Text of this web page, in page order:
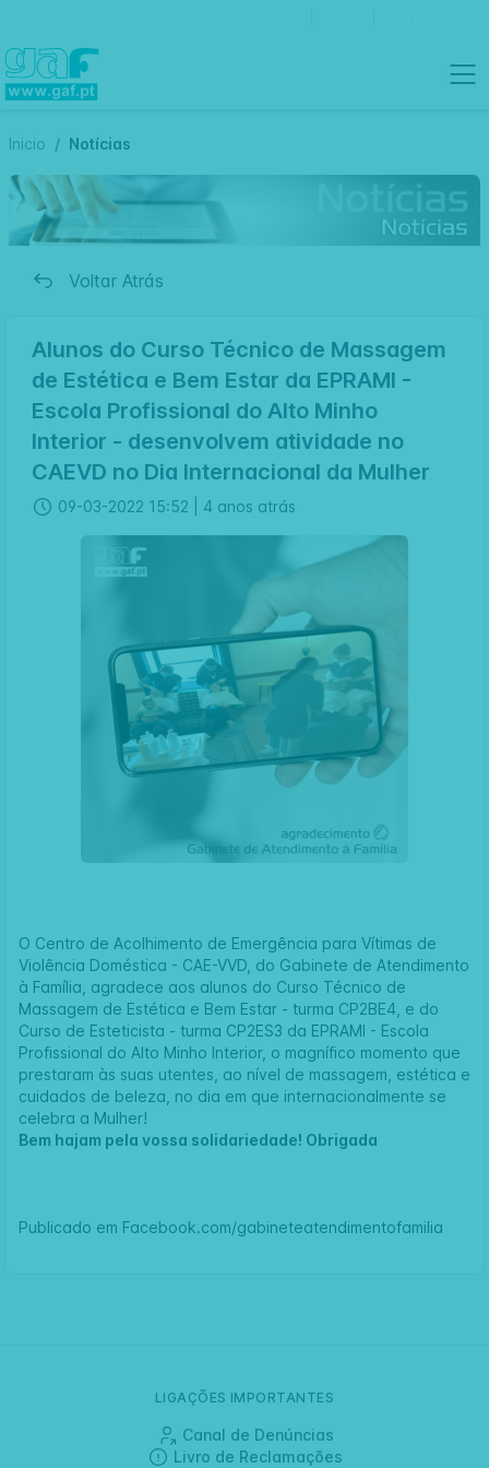
Inicio Notícias
Voltar Atrás
Alunos do Curso Técnico de Massagem
de Estética e Bem Estar da EPRAMI -
Escola Profissional do Alto Minho
Interior - desenvolvem atividade no
CAEVD no Dia Internacional da Mulher
09-03-2022 15:52 | 4 anos atrás
O Centro de Acolhimento de Emergência para Vítimas de
Violência Doméstica - CAE-VVD, do Gabinete de Atendimento
à Família , agradece aos alunos do Curso Técnico de
Massagem de Estética e Bem Estar - turma CP2BE4, e do
Curso de Esteticista - turma CP2ES3 da EPRAMI - Escola
Profissional do Alto Minho Interior, o magnífico momento que
prestaram às suas utentes, ao nível de massagem, estética e
cuidados de beleza, no dia em que internacionalmente se
celebra a Mulher!
Bem hajam pela vossa solidariedade! Obrigada
Publicado em Facebook.com/gabineteatendimentofamilia
LIGAÇÕES IMPORTANTES
Canal de Denúncias
Livro de Reclamações